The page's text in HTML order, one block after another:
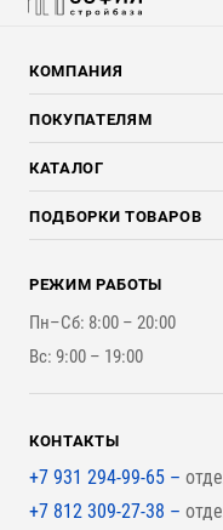
КОМПАНИЯ
Компания
Услуги
ПОКУПАТЕЛЯМ
Скидки стройкомпаниям
Доставка и разгрузка
Оплата и Возврат
Наши работы
КАТАЛОГ
Погонажные изделия
Брикеты, Дрова,
Стройматериалы
Инструменты
ПОДБОРКИ ТОВАРОВ
Для бутерброда стены
Для наружной отделки
Для покрытия крыши
РЕЖИМ РАБОТЫ
Пн–Сб: 8:00 – 20:00
Вс: 9:00 – 19:00
КОНТАКТЫ
+7 931 294-99-65 –
+7 812 309-27-38 –